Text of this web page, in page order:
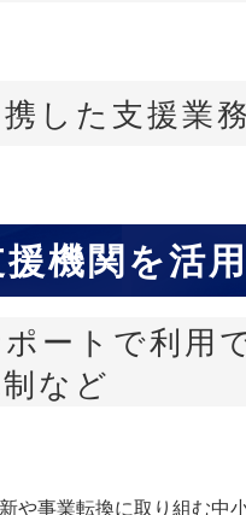
した支援業務
機関を活
ートで利用
など
や事業転換に取り組む中